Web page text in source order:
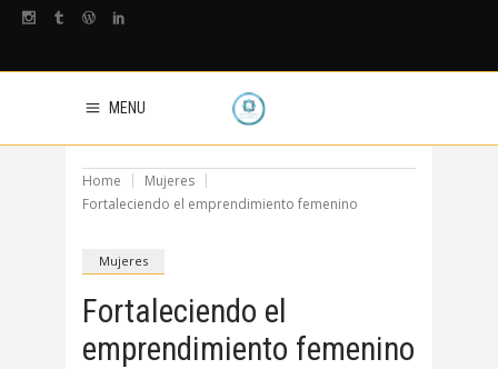
MENU
Home
Mujeres
Fortaleciendo el emprendimiento femenino
Mujeres
Fortaleciendo el
emprendimiento femenino